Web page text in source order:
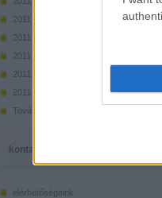
2011 november
2011 október
2011 szeptember
2011 augusztus
2011 július
Tovább
kontakt, infó
elérhetőségeink